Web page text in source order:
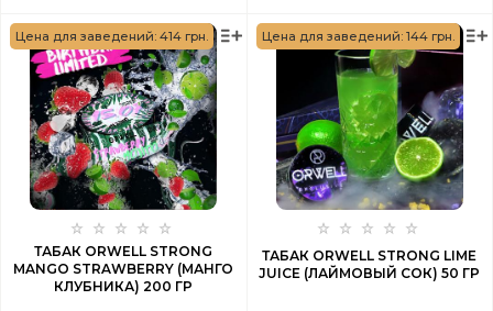
Цена для заведений: 414 грн.
ТАБАК ORWELL STRONG
MANGO STRAWBERRY (МАНГО
КЛУБНИКА) 200 ГР
Цена для заведений: 144 грн.
ТАБАК ORWELL STRONG LIME
JUICE (ЛАЙМОВЫЙ СОК) 50 ГР